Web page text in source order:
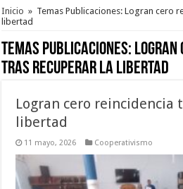
Inicio » Temas Publicaciones: Logran cero
libertad
Temas Publicaciones: Logran
tras recuperar la libertad
Logran cero reincidencia
libertad
11 mayo, 2026 Cooperativismo